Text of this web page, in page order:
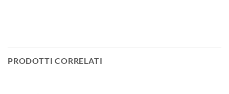
PRODOTTI CORRELATI